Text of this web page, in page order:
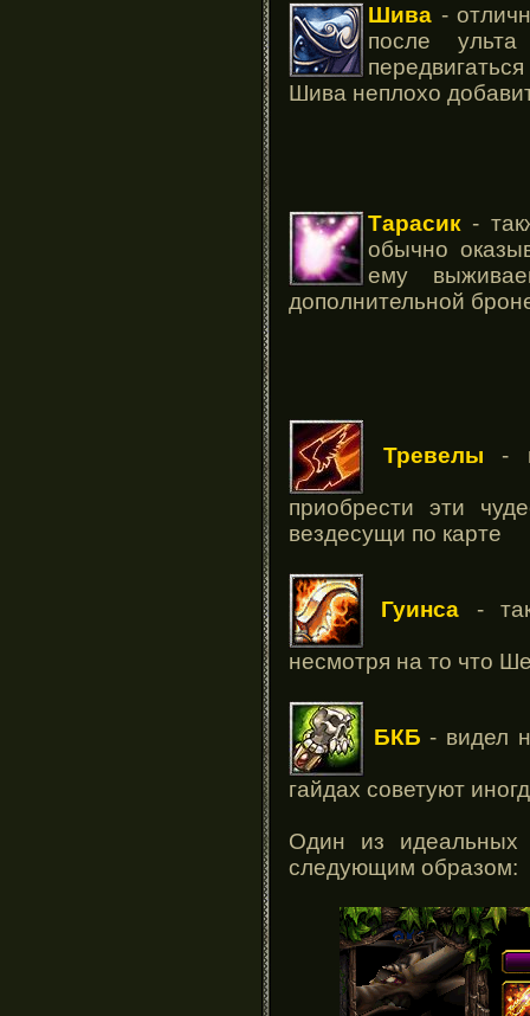
Шива -
после
Шива неплохо
Тарасик -
обычно
ему
дополнительной
Тревелы -
приобрести эти
вездесущи по карте
Гуинса -
несмотря на то что
БКБ - видел
гайдах советуют
Один из идеальных
следующим образом: